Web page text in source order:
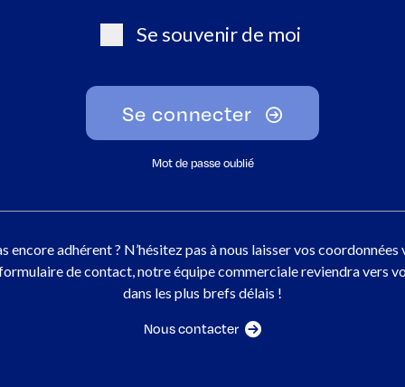
Se souvenir de moi
Se connecter
Mot de passe oublié
encore adhérent ? N’hésitez pas à nous laisser vos coordonnées
de contact, notre équipe commerciale reviendra vers
dans les plus brefs délais !
Nous contacter